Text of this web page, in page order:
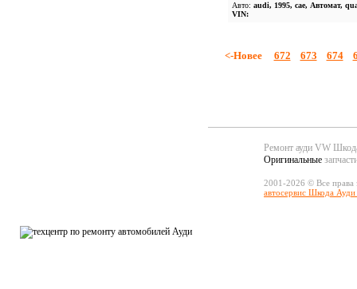
Авто: audi, 1995, cae, Автомат,
VIN:
<-Новее 672 673 674
Ремонт ауди VW
Оригинальные
2001-2026 © Все
автосервис Шкода